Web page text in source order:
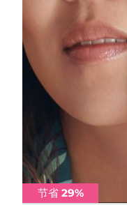
节省 29%
节省 29%
节省 29%
节省 29%
新西兰
挪威
阿曼
葡萄牙